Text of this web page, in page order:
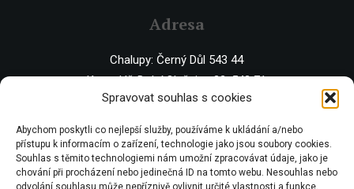
Spravovat souhlas s cookies
Abychom poskytli co nejlepší služby, používáme k ukládání a/nebo
přístupu k informacím o zařízení, technologie jako jsou soubory cookies.
Souhlas s těmito technologiemi nám umožní zpracovávat údaje, jako je
chování při procházení nebo jedinečná ID na tomto webu. Nesouhlas nebo
odvolání souhlasu může nepříznivě ovlivnit určité vlastnosti a funkce.
Adresa
Chalupy: Černý Důl 543 44
Kancelář: Dolní Olešnice 32, 543 71
č.j.Ž/2578/08/Ry21953/3